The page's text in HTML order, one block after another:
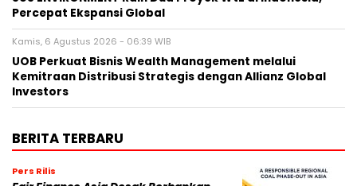
Percepat Ekspansi Global
Kamis, 6 Agustus 2026 - 06:39 WIB
UOB Perkuat Bisnis Wealth Management melalui
Kemitraan Distribusi Strategis dengan Allianz Global
Investors
BERITA TERBARU
Pers Rilis